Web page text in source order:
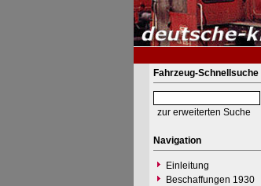
Fahrzeug-Schnellsuche
zur erweiterten Suche
Navigation
Einleitung
Beschaffungen 1930